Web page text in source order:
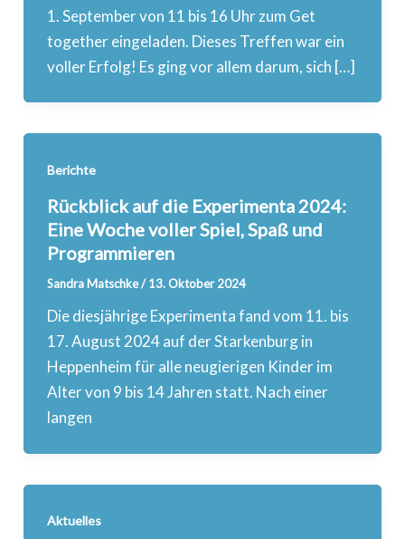
1. September von 11 bis 16 Uhr zum Get
together eingeladen. Dieses Treffen war ein
voller Erfolg! Es ging vor allem darum, sich […]
Berichte
Rückblick auf die Experimenta 2024:
Eine Woche voller Spiel, Spaß und
Programmieren
Sandra Matschke/13. Oktober 2024
Die diesjährige Experimenta fand vom 11. bis
17. August 2024 auf der Starkenburg in
Heppenheim für alle neugierigen Kinder im
Alter von 9 bis 14 Jahren statt. Nach einer
langen
Aktuelles